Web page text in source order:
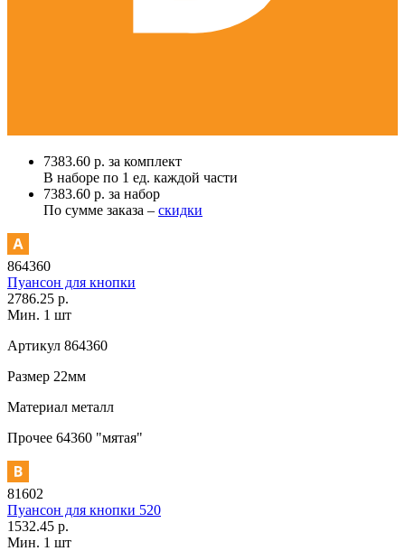
7383.60 р. за комплект
В наборе по 1 ед. каждой части
7383.60 р. за набор
По сумме заказа – скидки
864360
Пуансон для кнопки
2786.25 р.
Мин. 1 шт
Артикул 864360
Размер 22мм
Материал металл
Прочее 64360 "мятая"
81602
Пуансон для кнопки 520
1532.45 р.
Мин. 1 шт